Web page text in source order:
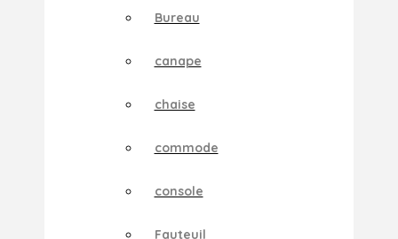
Bureau
canape
chaise
commode
console
Fauteuil